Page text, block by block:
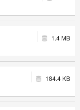
1.4 MB
184.4 KB